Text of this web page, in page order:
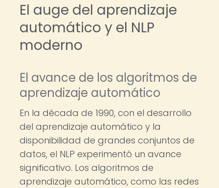
El auge del aprendizaje
automático y el NLP
moderno
El avance de los algoritmos de
aprendizaje automático
En la década de 1990, con el desarrollo
del aprendizaje automático y la
disponibilidad de grandes conjuntos de
datos, el NLP experimentó un avance
significativo. Los algoritmos de
aprendizaje automático, como las redes